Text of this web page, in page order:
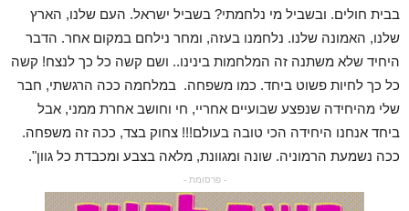
בבית חולים. ובשביל מי נלחמתי? בשביל ישראל. העם שלנו, הארץ
שלנו, האמונה שלנו. נלחמנו בעזה, ומחר נילחם במקום אחר. הדבר
היחיד שלא משתנה זה המלחמות בינינו.. ושם קשה כל כך לנצח! קשה
כל כך לחיות פשוט ביחד. כמו משפחה. במלחמה ככה הרגשתי, חבר
שלי מהיחידה שנפצע שבועיים אחריי, חי וחושב אחרת ממני, אבל
ביחד אנחנו היחידה הכי טובה בעולם!!! צחוק בצד, ככה זה משפחה.
ככה נשמעת הרמוניה. שונה ומגוונת, מלאה בצבע ומכבדת כל גוון".
- פרסומת -